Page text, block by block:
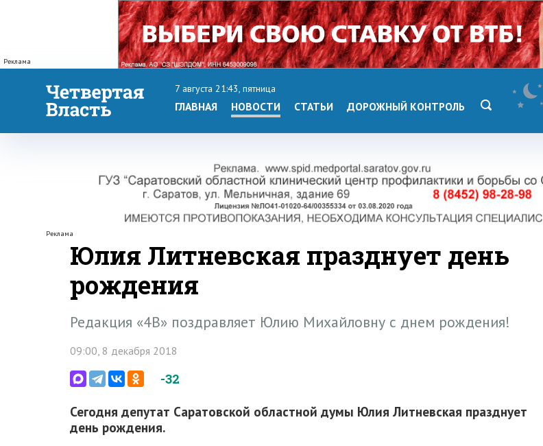
Реклама
7 августа 21:43, пятница
ГЛАВНАЯ НОВОСТИ СТАТЬИ ДОРОЖНЫЙ КОНТРОЛЬ
Реклама
Юлия Литневская празднует день
рождения
Редакция «4В» поздравляет Юлию Михайловну с днем рождения!
09:00, 8 декабря 2018
-32
Сегодня депутат Саратовской областной думы Юлия Литневская празднует
день рождения.